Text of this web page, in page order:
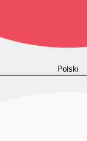
Polski